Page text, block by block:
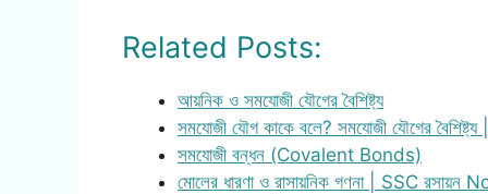
Related Posts:
আয়নিক ও সমযোজী যৌগের বৈশিষ্ট্য
সমযোজী যৌগ কাকে বলে? সমযোজী যৌগের
সমযোজী বন্ধন (Covalent Bonds)
মোলের ধারণা ও রাসায়নিক গণনা | SSC রসায়ন